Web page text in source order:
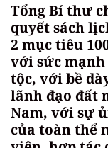
Tổng Bí thư
quyết sách
2 mục tiêu
với sức
tộc, với bề
lãnh đạo đất
Nam, với sự
của toàn thể